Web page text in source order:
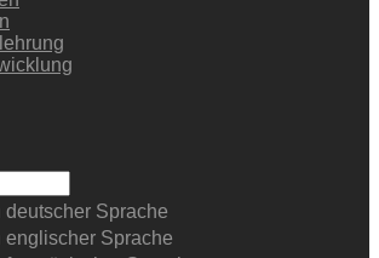
Sprache
Sprache